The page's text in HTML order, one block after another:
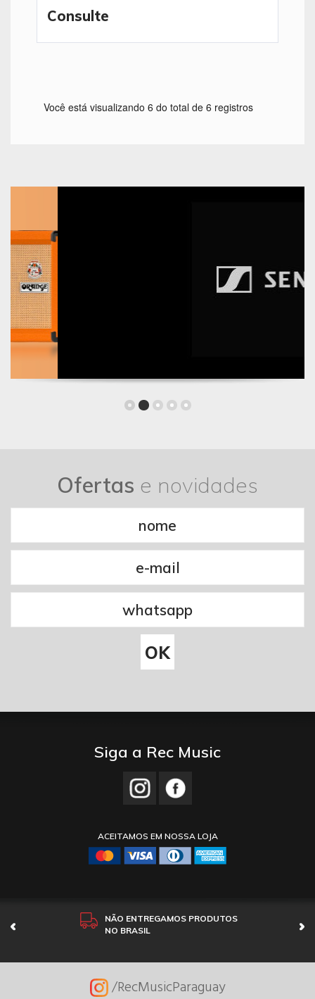
Consulte
Você está visualizando 6 do total de 6 registros
Ofertas e novidades
Siga a Rec Music
ACEITAMOS EM NOSSA LOJA
NÃO ENTREGAMOS PRODUTOS
NO BRASIL
/RecMusicParaguay